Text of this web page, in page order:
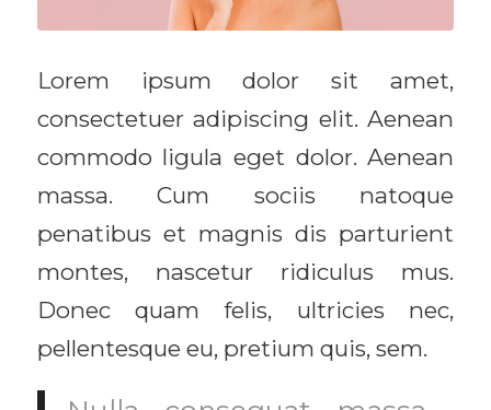
Lorem ipsum dolor sit amet,
consectetuer adipiscing elit. Aenean
commodo ligula eget dolor. Aenean
massa. Cum sociis natoque
penatibus et magnis dis parturient
montes, nascetur ridiculus mus.
Donec quam felis, ultricies nec,
pellentesque eu, pretium quis, sem.